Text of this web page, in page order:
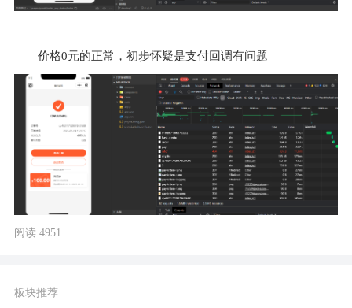
价格0元的正常，初步怀疑是支付回调有问题
阅读 4951
板块推荐